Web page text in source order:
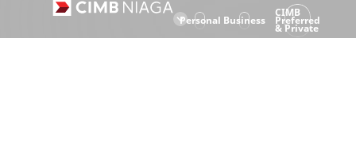
Personal Business
CIMB
Preferred
& Private